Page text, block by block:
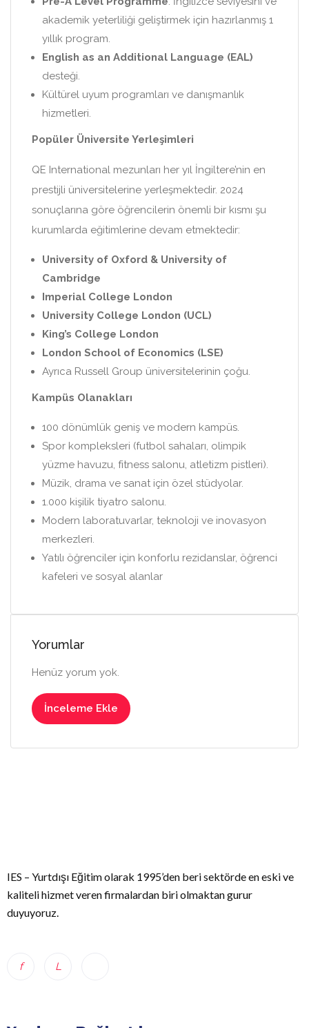
akademik yeterliliği geliştirmek için hazırlanmış 1
yıllık program.
English as an Additional Language (EAL)
desteği.
Kültürel uyum programları ve danışmanlık
hizmetleri.
Popüler Üniversite Yerleşimleri
QE International mezunları her yıl İngiltere’nin en
prestijli üniversitelerine yerleşmektedir. 2024
sonuçlarına göre öğrencilerin önemli bir kısmı şu
kurumlarda eğitimlerine devam etmektedir:
University of Oxford & University of
Cambridge
Imperial College London
University College London (UCL)
King’s College London
London School of Economics (LSE)
Ayrıca Russell Group üniversitelerinin çoğu.
Kampüs Olanakları
100 dönümlük geniş ve modern kampüs.
Spor kompleksleri (futbol sahaları, olimpik
yüzme havuzu, fitness salonu, atletizm pistleri).
Müzik, drama ve sanat için özel stüdyolar.
1.000 kişilik tiyatro salonu.
Modern laboratuvarlar, teknoloji ve inovasyon
merkezleri.
Yatılı öğrenciler için konforlu rezidanslar, öğrenci
kafeleri ve sosyal alanlar
Yorumlar
Henüz yorum yok.
İnceleme Ekle
IES – Yurtdışı Eğitim olarak 1995’den beri sektörde en eski ve
kaliteli hizmet veren firmalardan biri olmaktan gurur
duyuyoruz.